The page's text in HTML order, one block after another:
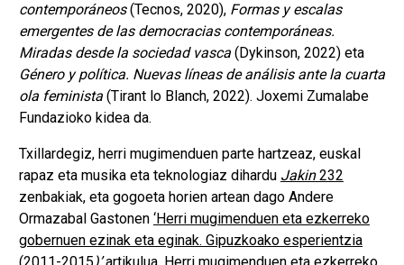
contemporáneos(Tecnos, 2020), Formas y escalas
emergentes de las democracias contemporáneas.
Miradas desde la sociedad vasca(Dykinson, 2022) eta
Género y política. Nuevas líneas de análisis ante la cuarta
ola feminista(Tirant lo Blanch, 2022). Joxemi Zumalabe
Fundazioko kidea da.
Txillardegiz, herri mugimenduen parte hartzeaz, euskal
rapaz eta musika eta teknologiaz dihardu Jakin232
zenbakiak, eta gogoeta horien artean dago Andere
Ormazabal Gastonen ‘Herri mugimenduen eta ezkerreko
gobernuen ezinak eta eginak. Gipuzkoako esperientzia